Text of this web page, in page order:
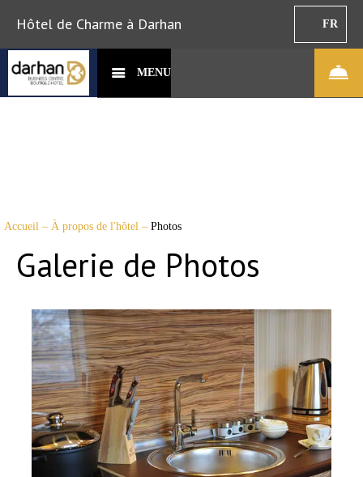
Hôtel de Charme à Darhan FR
MENU
Accueil – À propos de l'hôtel – Photos
Galerie de Photos